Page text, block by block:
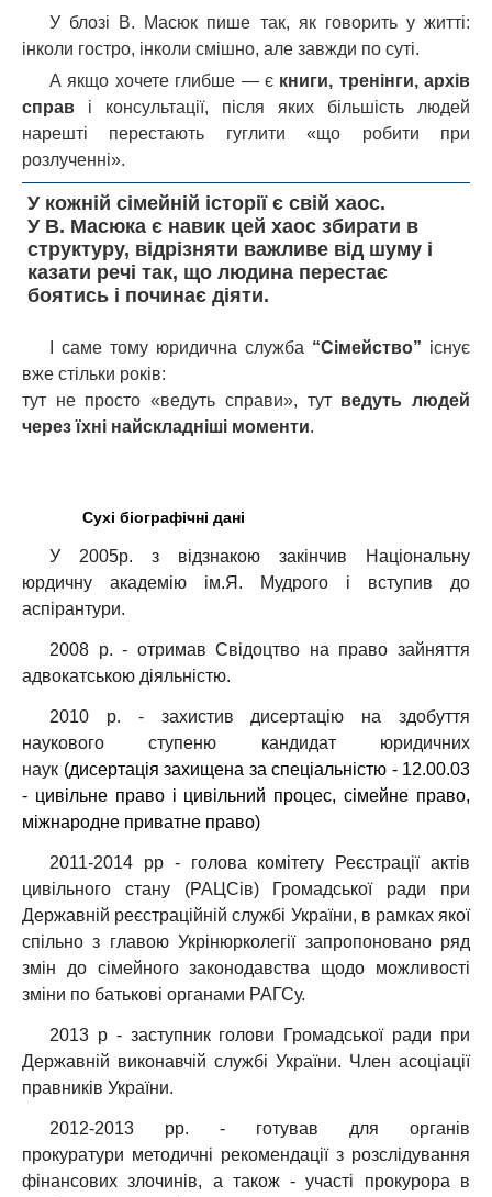
У блозі В. Масюк пише так, як говорить у житті:
інколи гостро, інколи смішно, але завжди по суті.
А якщо хочете глибше — є книги, тренінги, архів
справ і консультації, після яких більшість людей
нарешті перестають гуглити «що робити при
розлученні».
У кожній сімейній історії є свій хаос.
У В. Масюка є навик цей хаос збирати в
структуру, відрізняти важливе від шуму і
казати речі так, що людина перестає
боятись і починає діяти.
І саме тому юридична служба “Сімейство” існує
вже стільки років:
тут не просто «ведуть справи», тут ведуть людей
через їхні найскладніші моменти.
Сухі біографічні дані
У 2005р. з відзнакою закінчив Національну
юрдичну академію ім.Я. Мудрого і вступив до
аспірантури.
2008 р. - отримав Свідоцтво на право зайняття
адвокатською діяльністю.
2010 р. - захистив дисертацію на здобуття
наукового ступеню кандидат юридичних
наук (дисертація захищена за спеціальністю - 12.00.03
- цивільне право і цивільний процес, сімейне право,
міжнародне приватне право)
2011-2014 рр - голова комітету Реєстрації актів
цивільного стану (РАЦСів) Громадської ради при
Державній реєстраційній службі України, в рамках якої
спільно з главою Укрінюрколегії запропоновано ряд
змін до сімейного законодавства щодо можливості
зміни по батькові органами РАГСу.
2013 р - заступник голови Громадської ради при
Державній виконавчій службі України. Член асоціації
правників України.
2012-2013 рр. - готував для органів
прокуратури методичні рекомендації з розслідування
фінансових злочинів, а також - участі прокурора в